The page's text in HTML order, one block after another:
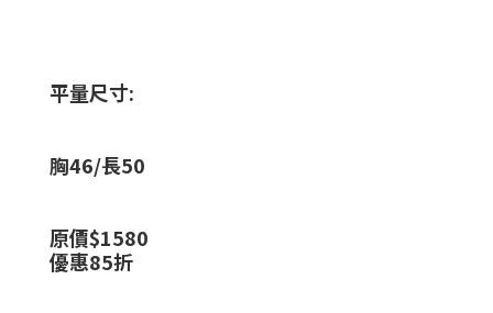
平量尺寸:
胸46/長50
原價$1580
優惠85折